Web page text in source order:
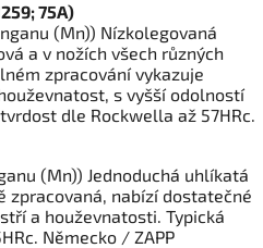
75A)
(Mn)) Nízkolegovaná
a v nožích všech různých
zpracování vykazuje
s vyšší odolností
dle Rockwella až 57HRc.
(Mn)) Jednoduchá uhlíkatá
zpracovaná, nabízí dostatečné
a houževnatosti. Typická
Německo / ZAPP